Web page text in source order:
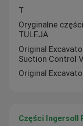
T
Oryginalne
TULEJA
Original
Suction Control
Original
Części Ingersoll